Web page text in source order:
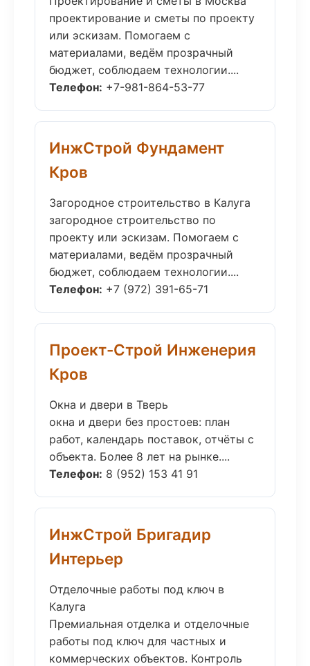
проектирование и сметы по проекту
или эскизам. Помогаем с
материалами, ведём прозрачный
бюджет, соблюдаем технологии....
Телефон: +7-981-864-53-77
ИнжСтрой Фундамент
Кров
Загородное строительство в Калуга
загородное строительство по
проекту или эскизам. Помогаем с
материалами, ведём прозрачный
бюджет, соблюдаем технологии....
Телефон: +7 (972) 391-65-71
Проект-Строй Инженерия
Кров
Окна и двери в Тверь
окна и двери без простоев: план
работ, календарь поставок, отчёты с
объекта. Более 8 лет на рынке....
Телефон: 8 (952) 153 41 91
ИнжСтрой Бригадир
Интерьер
Отделочные работы под ключ в
Калуга
Премиальная отделка и отделочные
работы под ключ для частных и
коммерческих объектов. Контроль